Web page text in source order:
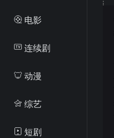
电影
连续剧
动漫
综艺
短剧